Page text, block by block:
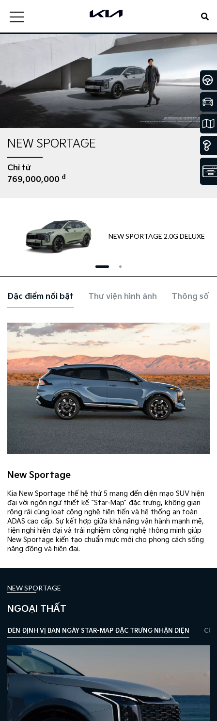
NEW SPORTAGE
Chỉ từ
769,000,000 đ
NEW SPORTAGE 2.0G DELUXE
Đặc điểm nổi bật Thư viện hình ảnh Thông số
New Sportage
Kia New Sportage thế hệ thứ 5 mang đến diện mạo SUV hiện
đại với ngôn ngữ thiết kế “Star-Map” đặc trưng, không gian
rộng rãi cùng loạt công nghệ tiên tiến và hệ thống an toàn
ADAS cao cấp. Sự kết hợp giữa khả năng vận hành mạnh mẽ,
tiện nghi hiện đại và trải nghiệm công nghệ thông minh giúp
New Sportage kiến tạo chuẩn mực mới cho phong cách sống
năng động và hiện đại.
NEW SPORTAGE
NGOẠI THẤT
ĐÈN ĐỊNH VỊ BAN NGÀY STAR-MAP ĐẶC TRƯNG NHẬN DIỆN